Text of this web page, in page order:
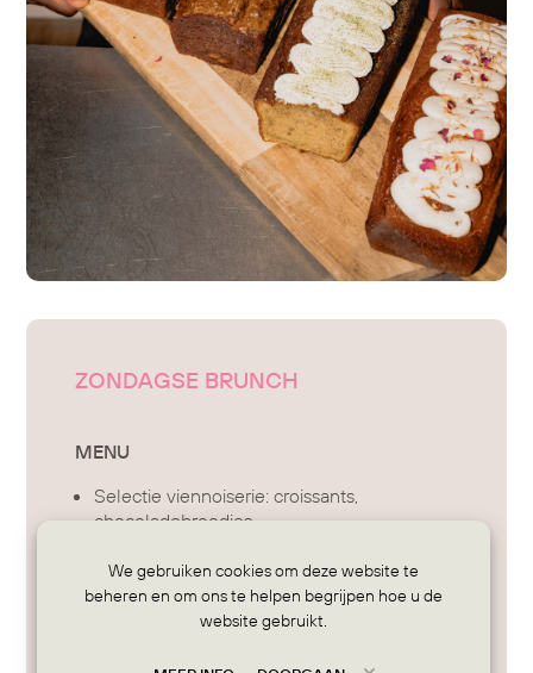
ZONDAGSE BRUNCH
MENU
Selectie viennoiserie: croissants,
chocoladebroodjes
bloemenhoning, peanut butter
Confituur, chocoladepasta
Cakes, banana bread
We gebruiken cookies om deze website te
beheren en om ons te helpen begrijpen hoe u de
website gebruikt.